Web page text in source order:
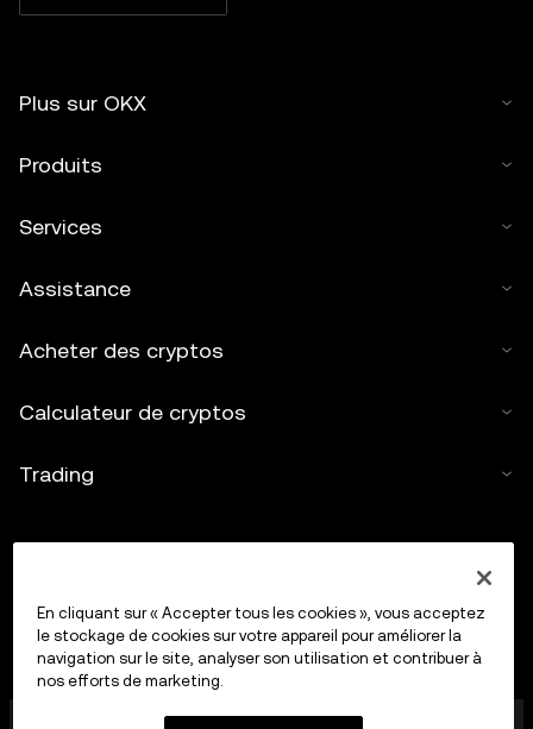
Plus sur OKX
Produits
Services
Assistance
Acheter des cryptos
Calculateur de cryptos
Trading
OkX Europe Limited, opérant sous le nom commercial
En cliquant sur « Accepter tous les cookies », vous acceptez
le stockage de cookies sur votre appareil pour améliorer la
navigation sur le site, analyser son utilisation et contribuer à
nos efforts de marketing.